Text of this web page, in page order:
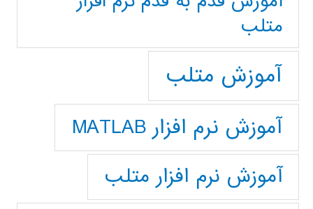
متلب
آموزش متلب
آموزش نرم افزار MATLAB
آموزش نرم افزار متلب